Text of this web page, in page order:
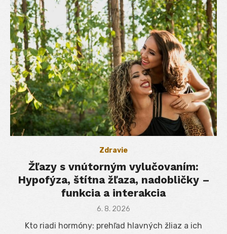
Zdravie
Žľazy s vnútorným vylučovaním:
Hypofýza, štítna žľaza, nadobličky –
funkcia a interakcia
Posted
6. 8. 2026
Kto riadi hormóny: prehľad hlavných žliaz a ich